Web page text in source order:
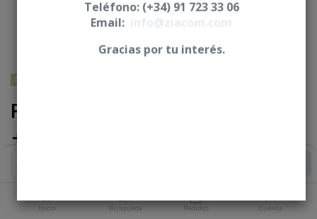
Inicio Búsqueda Pedidos Cuenta
NOBEL BIOCARE® - Nobel Replace® Select
Pilar base mecanizada Nv30
+ 2 Pilares calcinables
NP=11,40/11,20 mm ** RP=11,50/11,30 mm **
Teléfono: (+34) 91 723 33 06
Email:
Gracias por tu interés.